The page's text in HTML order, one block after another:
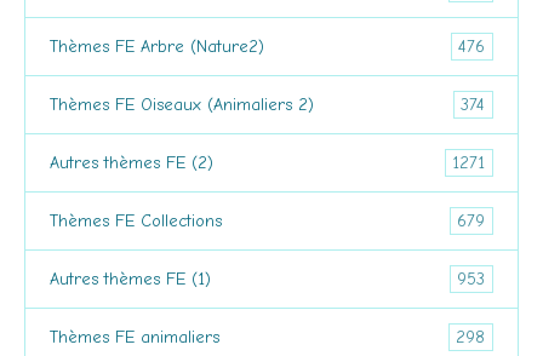
Thèmes FE Arbre (Nature2) 476
Thèmes FE Oiseaux (Animaliers 2) 374
Autres thèmes FE (2) 1271
Thèmes FE Collections 679
Autres thèmes FE (1) 953
Thèmes FE animaliers 298